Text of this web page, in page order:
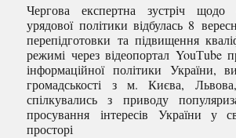
Чергова експертна зустріч щодо
урядової політики відбулась 8
перепідготовки та підвищення
режимі через відеопортал YouТube
інформаційної політики України,
громадськості з м. Києва,
спілкувались з приводу
просування інтересів України у
просторі